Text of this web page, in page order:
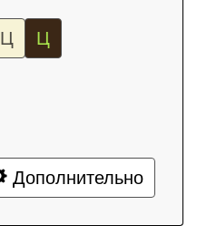
Ц Ц
Дополнительно